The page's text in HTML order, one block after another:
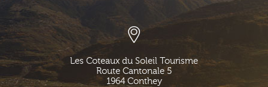
Les Coteaux du Soleil Tourisme
Route Cantonale 5
1964 Conthey